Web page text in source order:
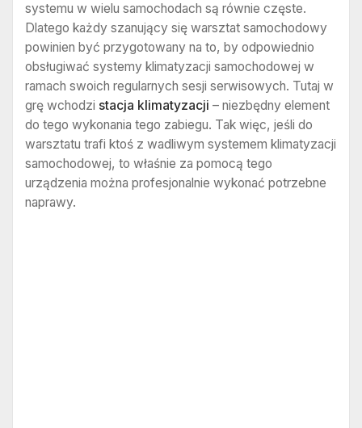
systemu w wielu samochodach są równie częste.
Dlatego każdy szanujący się warsztat samochodowy
powinien być przygotowany na to, by odpowiednio
obsługiwać systemy klimatyzacji samochodowej w
ramach swoich regularnych sesji serwisowych. Tutaj w
grę wchodzi stacja klimatyzacji – niezbędny element
do tego wykonania tego zabiegu. Tak więc, jeśli do
warsztatu trafi ktoś z wadliwym systemem klimatyzacji
samochodowej, to właśnie za pomocą tego
urządzenia można profesjonalnie wykonać potrzebne
naprawy.